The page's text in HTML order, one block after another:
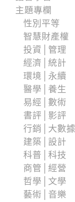
主題專欄
性別平等
智慧財產權
投資│管理
經濟│統計
環境│永續
醫學│養生
易經│數術
書評│影評
行銷│大數據
建築│設計
科普│科技
商管│經營
哲學│文學
藝術│音樂